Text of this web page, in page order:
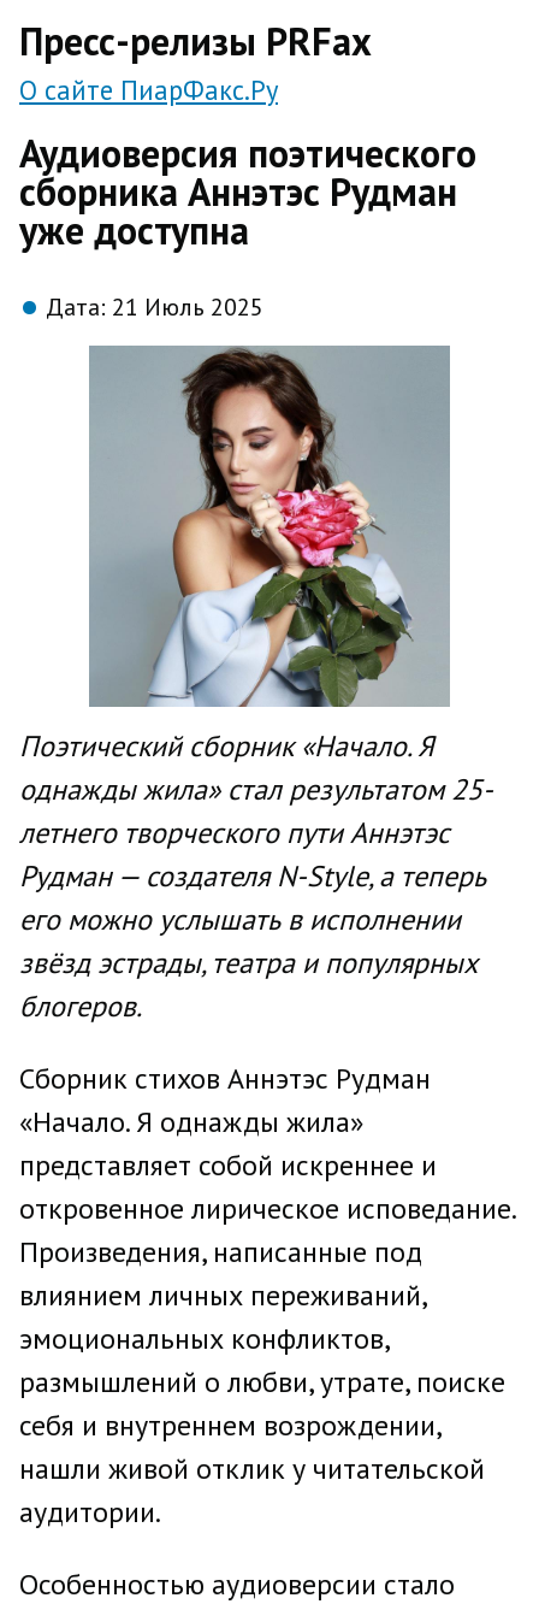
Пресс-релизы PRFax
О сайте ПиарФакс.Ру
Аудиоверсия поэтического
сборника Аннэтэс Рудман
уже доступна
Дата: 21 Июль 2025
Поэтический сборник «Начало. Я
однажды жила» стал результатом 25-
летнего творческого пути Аннэтэс
Рудман — создателя N-Style, а теперь
его можно услышать в исполнении
звёзд эстрады, театра и популярных
блогеров.
Сборник стихов Аннэтэс Рудман
«Начало. Я однажды жила»
представляет собой искреннее и
откровенное лирическое исповедание.
Произведения, написанные под
влиянием личных переживаний,
эмоциональных конфликтов,
размышлений о любви, утрате, поиске
себя и внутреннем возрождении,
нашли живой отклик у читательской
аудитории.
Особенностью аудиоверсии стало